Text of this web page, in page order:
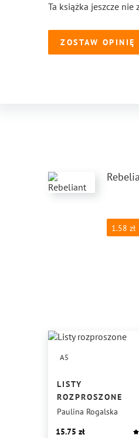
Ta książka jeszcze
ZOSTAW OPINIĘ
1.58
A5
LISTY
ROZPROSZONE
Paulina Rogalska
15.75